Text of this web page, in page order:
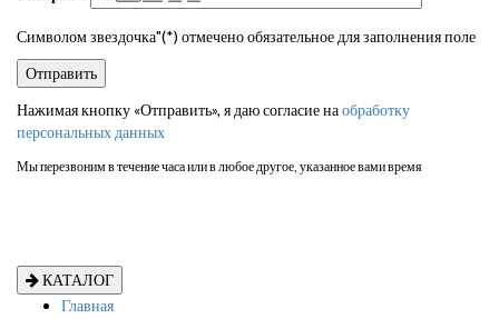
Символом звездочка"(*) отмечено обязательное для заполнения поле
Нажимая кнопку «Отправить», я даю согласие наобработку
персональных данных
Мы перезвоним в течение часа или в любое другое, указанное вами время
КАТАЛОГ
Главная